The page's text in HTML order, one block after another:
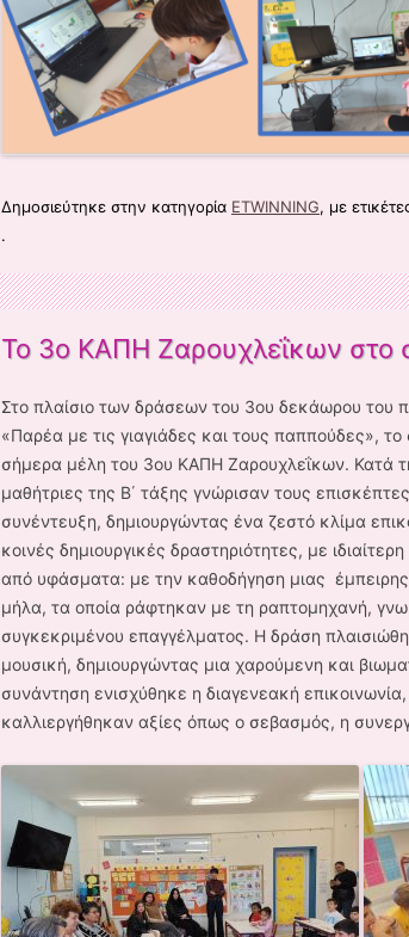
Δημοσιεύτηκε στην κατηγορία ETWINNING, με
.
Το 3ο ΚΑΠΗ Ζαρουχλεΐκων στο
Στο πλαίσιο των δράσεων του 3ου δεκάωρου του
«Παρέα με τις γιαγιάδες και τους παππούδες»,
σήμερα μέλη του 3ου ΚΑΠΗ Ζαρουχλεΐκων. Κατά
μαθήτριες της Β΄ τάξης γνώρισαν τους
συνέντευξη, δημιουργώντας ένα ζεστό κλίμα
κοινές δημιουργικές δραστηριότητες, με
από υφάσματα: με την καθοδήγηση μιας
μήλα, τα οποία ράφτηκαν με τη ραπτομηχανή,
συγκεκριμένου επαγγέλματος. Η δράση
μουσική, δημιουργώντας μια χαρούμενη και
συνάντηση ενισχύθηκε η διαγενεακή
καλλιεργήθηκαν αξίες όπως ο σεβασμός, η